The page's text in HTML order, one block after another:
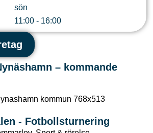
sön
11:00 - 16:00
– kommande
- Fotbollsturnering